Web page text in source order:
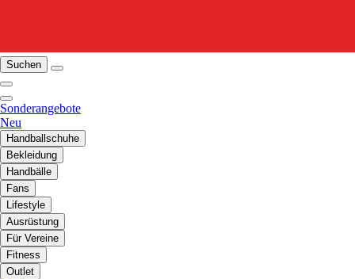
Suchen
Sonderangebote
Neu
Handballschuhe
Bekleidung
Handbälle
Fans
Lifestyle
Ausrüstung
Für Vereine
Fitness
Outlet